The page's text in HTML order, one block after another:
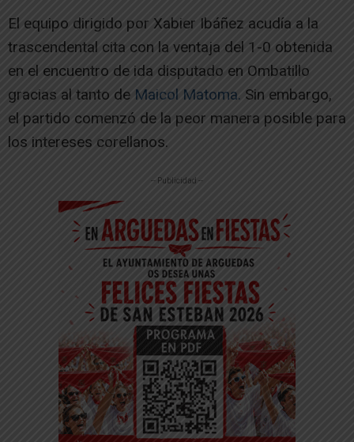
El equipo dirigido por Xabier Ibáñez acudía a la
trascendental cita con la ventaja del 1-0 obtenida
en el encuentro de ida disputado en Ombatillo
gracias al tanto de Maicol Matoma. Sin embargo,
el partido comenzó de la peor manera posible para
los intereses corellanos.
-- Publicidad --